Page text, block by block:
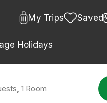
My Trips Saved
Holidays
1 Room